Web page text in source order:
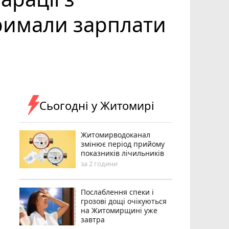
зарплати
Сьогодні у Житомирі
Житомирводоканал
змінює період прийому
показників лічильників
за 2 години
Послаблення спеки і
грозові дощі очікуються
на Житомирщині уже
завтра